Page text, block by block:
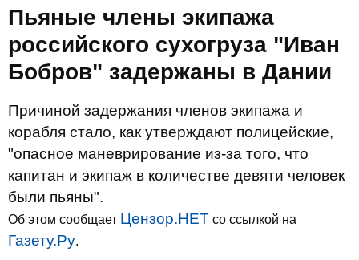
Пьяные члены экипажа
российского сухогруза "Иван
Бобров" задержаны в Дании
Причиной задержания членов экипажа и
корабля стало, как утверждают полицейские,
"опасное маневрирование из-за того, что
капитан и экипаж в количестве девяти человек
были пьяны".
Об этом сообщает Цензор.НЕТ со ссылкой на
Газету.Ру.